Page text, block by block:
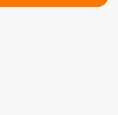
conventionnelles